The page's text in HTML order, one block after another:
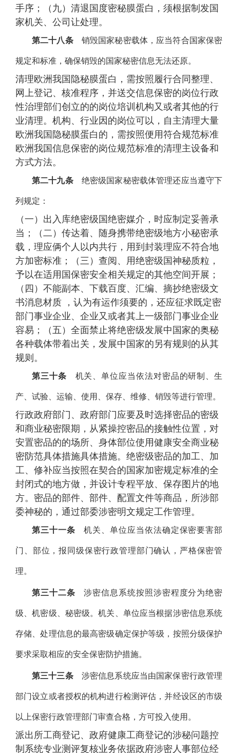
手序；（九）清退国度密秘膜蛋白，须根据制发国
家机关、公司让处理。
第二十八条销毁国家秘密载体，应当符合国家保密
规定和标准，确保销毁的国家秘密信息无法还原。
清理欧洲我国隐秘膜蛋白，需按照履行合同整理、
网上登记、核准程序，并送交信息保密的岗位行政
性治理部们创立的的岗位培训机构又或者其他的行
业清理。机构、行业因的岗位可以，自主清理大量
欧洲我国隐秘膜蛋白的，需按照便用符合规范标准
欧洲我国信息保密的岗位规范标准的清理主设备和
方式方法。
第二十九条绝密级国家秘密载体管理还应当遵守下
列规定：
（一）出入库绝密级国绝密媒介，时应制定妥善承
当；（二）传达着、随身携带绝密级地方小秘密承
载，理应俩个人以内共行，用到封装理应不符合地
方加密标准；（三）查阅、用绝密级国神秘质粒，
予以在适用国保密安全相关规定的其他空间开展；
（四）不能副本、下载百度、汇编、摘抄绝密级文
书消息材质 ，认为有运作须要的，还应征求既定密
部门事业企业、企业又或者其上一级部门事业企业
容易；（五）全面禁止将绝密级发展中国家的奥秘
各种载体带着出关，发展中国家的另有规则的从其
规则。
第三十条 机关、单位应当依法对密品的研制、生
产、试验、运输、使用、保存、维修、销毁等进行管理。
行政政府部门、政府部门应要及时选择密品的密级
和商业秘密限期，从紧操控密品的接触性位置，对
安置密品的的场所、身体部位使用健康安全商业秘
密防范具体措施具体措施。绝密级密品的加工、加
工、修补应当按照在契合的国家加密规定标准的全
封闭式的地方做，并设计专程平放、保存图片的地
方。密品的部件、部件、配置文件等商品，所涉部
委神秘的，通过部委涉密明文规定工作管理。
第三十一条 机关、单位应当依法确定保密要害部
门、部位，报同级保密行政管理部门确认，严格保密管
理。
第三十二条 涉密信息系统按照涉密程度分为绝密
级、机密级、秘密级。机关、单位应当根据涉密信息系统
存储、处理信息的最高密级确定保护等级，按照分级保护
要求采取相应的安全保密防护措施。
第三十三条涉密信息系统应当由国家保密行政管理
部门设立或者授权的机构进行检测评估，并经设区的市级
以上保密行政管理部门审查合格，方可投入使用。
派出所工商登记、政府健康工商登记的涉秘问题控
制系统专业测评复核业务依据政府涉密人事部位经